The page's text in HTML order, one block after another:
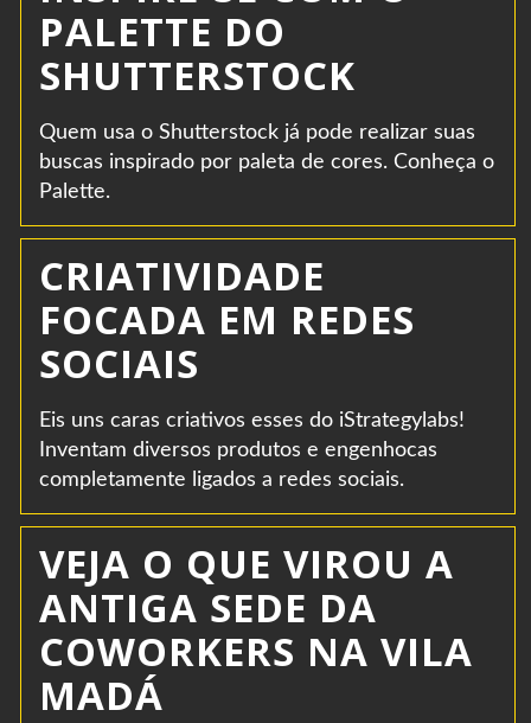
PALETTE DO
SHUTTERSTOCK
Quem usa o Shutterstock já pode realizar suas
buscas inspirado por paleta de cores. Conheça o
Palette.
CRIATIVIDADE
FOCADA EM REDES
SOCIAIS
Eis uns caras criativos esses do iStrategylabs!
Inventam diversos produtos e engenhocas
completamente ligados a redes sociais.
VEJA O QUE VIROU A
ANTIGA SEDE DA
COWORKERS NA VILA
MADÁ